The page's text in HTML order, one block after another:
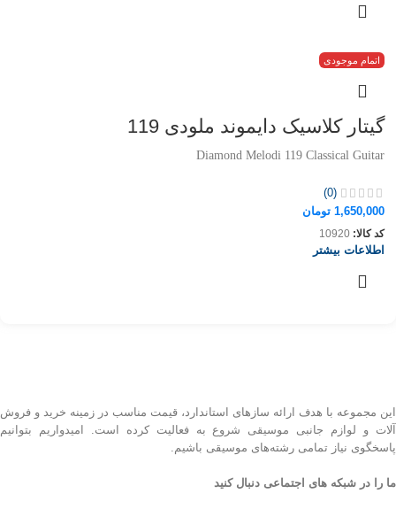
اتمام موجودی
گیتار کلاسیک دایموند ملودی 119
Diamond Melodi 119 Classical Guitar
(0)
1,650,000 تومان
کد کالا: 10920
اطلاعات بیشتر
این مجموعه با هدف ارائه سازهای استاندارد، قیمت مناسب در زمینه خرید و فروش
آلات و لوازم جانبی موسیقی شروع به فعالیت کرده است. امیدواریم بتوانیم
پاسخگوی نیاز تمامی رشته‌های موسیقی باشیم.
ما را در شبکه های اجتماعی دنبال کنید